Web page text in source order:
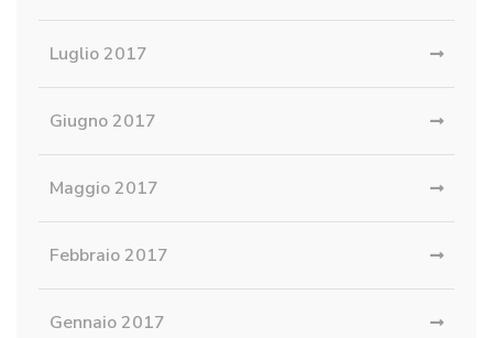
Luglio 2017
Giugno 2017
Maggio 2017
Febbraio 2017
Gennaio 2017